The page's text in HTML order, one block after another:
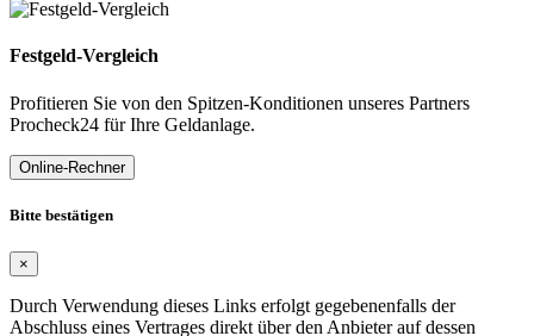
Festgeld-Vergleich
Profitieren Sie von den Spitzen-Konditionen unseres Partners
Procheck24 für Ihre Geldanlage.
Online-Rechner
Bitte bestätigen
×
Durch Verwendung dieses Links erfolgt gegebenenfalls der
Abschluss eines Vertrages direkt über den Anbieter auf dessen